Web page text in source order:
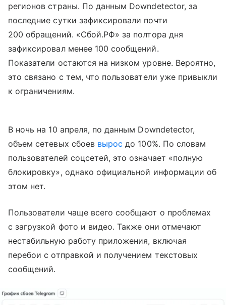
регионов страны. По данным Downdetector, за
последние сутки зафиксировали почти
200 обращений. «Сбой.РФ» за полтора дня
зафиксировал менее 100 сообщений.
Показатели остаются на низком уровне. Вероятно,
это связано с тем, что пользователи уже привыкли
к ограничениям.
В ночь на 10 апреля, по данным Downdetector,
объем сетевых сбоев вырос до 100%. По словам
пользователей соцсетей, это означает «полную
блокировку», однако официальной информации об
этом нет.
Пользователи чаще всего сообщают о проблемах
с загрузкой фото и видео. Также они отмечают
нестабильную работу приложения, включая
перебои с отправкой и получением текстовых
сообщений.